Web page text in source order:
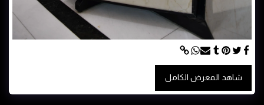
شاهد المعرض الكامل